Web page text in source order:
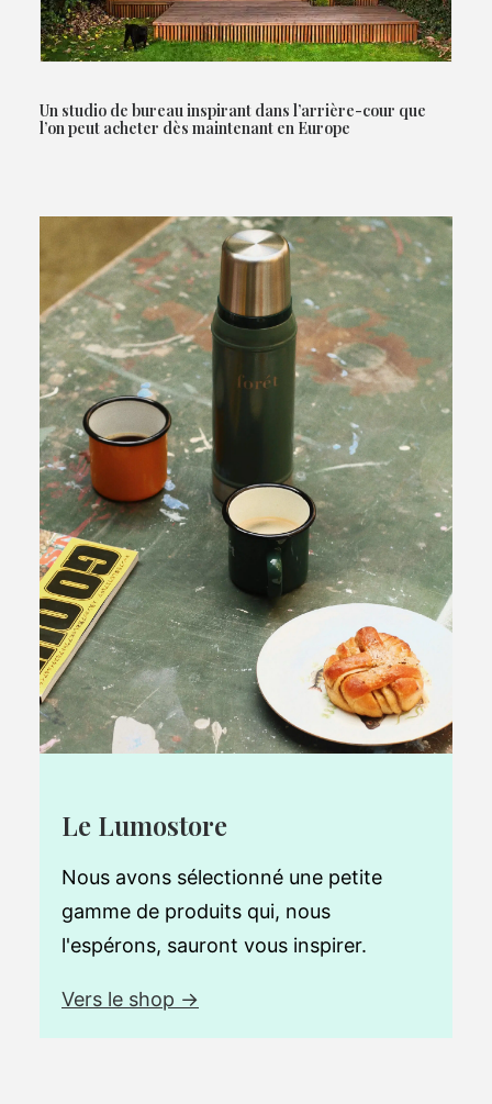
Un studio de bureau inspirant dans l’arrière-cour que
l’on peut acheter dès maintenant en Europe
Le Lumostore
Nous avons sélectionné une petite
gamme de produits qui, nous
l'espérons, sauront vous inspirer.
Vers le shop →